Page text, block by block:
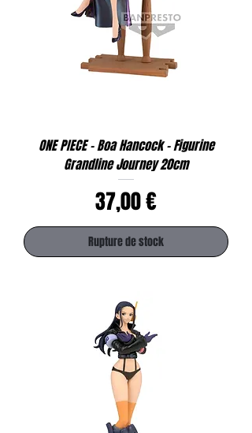
ONE PIECE - Boa Hancock - Figurine
Grandline Journey 20cm
Prix
37,00 €
Rupture de stock